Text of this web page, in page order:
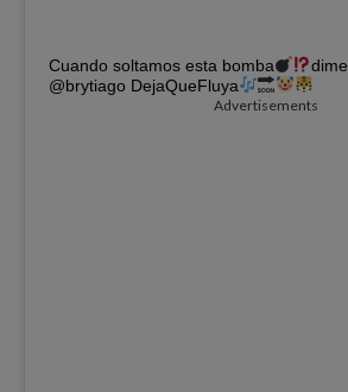
Cuando soltamos esta bomba
dime
@brytiago DejaQueFluya
Advertisements